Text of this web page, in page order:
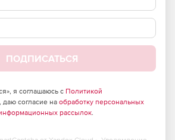
а также передачу данных
приказами Минэкономразвития
ПОДПИСАТЬСЯ
я соглашаюсь с Политикой
, даю согласие на обработку персональных
рассылок.